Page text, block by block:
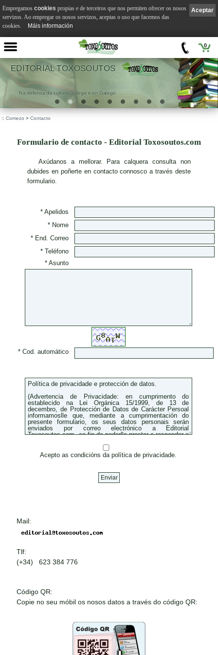
0
EDITORIAL TOXOSOUTOS
Na defensa da cultura Galega e en Galego
:: Comezo > Contacto
Formulario de contacto - Editorial Toxosoutos.com
Axúdanos a mellorar. Para calquera consulta non
dubides en poñerte en contacto connosco a través deste
formulario.
* Apelidos
* Nome
* End. Correo
* Teléfono
* Asunto
* Cod. automático
Acepto as condicións da política de privacidade.
Mail:
Tlf:
(+34) 623 384 776
Código QR:
Copie no seu móbil os nosos datos a través do código QR:
Aceptar
Empregamos cookies propias e de terceiros que nos permiten ofrecer os nosos
servizos. Ao empregar os nosos servizos, aceptas o uso que facemos das
cookies.
Máis información